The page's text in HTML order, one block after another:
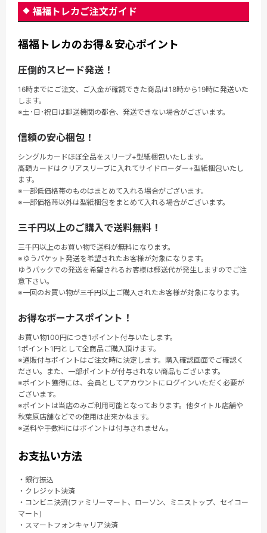
福福トレカご注文ガイド
福福トレカのお得＆安心ポイント
圧倒的スピード発送！
16時までにご注文、ご入金が確認できた商品は18時から19時に発送いた
します。
※土･日･祝日は郵送機関の都合、発送できない場合がございます。
信頼の安心梱包！
シングルカードほぼ全品をスリーブ+型紙梱包いたします。
高額カードはクリアスリーブに入れてサイドローダー+型紙梱包いたし
ます。
※一部低価格帯のものはまとめて入れる場合がございます。
※一部価格帯以外は型紙梱包をまとめて入れる場合がございます。
三千円以上のご購入で送料無料！
三千円以上のお買い物で送料が無料になります。
※ゆうパケット発送を希望されたお客様が対象になります。
ゆうパックでの発送を希望されるお客様は郵送代が発生しますのでご注
意下さい。
※一回のお買い物が三千円以上ご購入されたお客様が対象になります。
お得なボーナスポイント！
お買い物100円につき1ポイント付与いたします。
1ポイント1円として全商品ご購入頂けます。
※通販付与ポイントはご注文時に決定します。購入確認画面でご確認く
ださい。また、一部ポイントが付与されない商品もございます。
※ポイント獲得には、会員としてアカウントにログインいただく必要が
ございます。
※ポイントは当店のみご利用可能となっております。他タイトル店舗や
秋葉原店舗などでの使用は出来かねます。
※送料や手数料にはポイントは付与されません。
お支払い方法
・銀行振込
・クレジット決済
・コンビニ決済(ファミリーマート、ローソン、ミニストップ、セイコー
マート)
・スマートフォンキャリア決済